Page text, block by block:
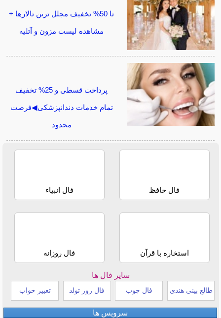
تا 50% تخفیف مجلل ترین تالارها +
مشاهده لیست مزون و آتلیه
پرداخت قسطی و 25% تخفیف
تمام خدمات دندانپزشکی◀فرصت
محدود
فال حافظ فال انبیاء
استخاره با قرآن فال روزانه
سایر فال ها
طالع بینی هندی فال چوب فال روز تولد تعبیر خواب
سرویس ها